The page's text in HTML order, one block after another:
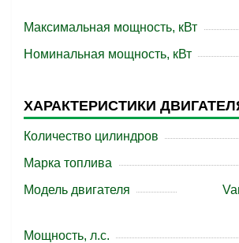
Максимальная мощность, кВт
Номинальная мощность, кВт
ХАРАКТЕРИСТИКИ
Количество цилиндров
Марка топлива
Модель двигателя
Мощность, л.с.